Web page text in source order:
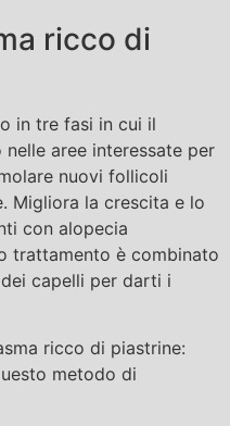
ricco di
in tre fasi in cui il
aree interessate per
nuovi follicoli
Migliora la crescita e lo
con alopecia
trattamento è combinato
capelli per darti i
ricco di piastrine:
metodo di